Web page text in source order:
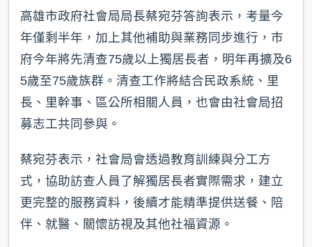
高雄市政府社會局局長蔡宛芬答詢表示，考量今
年僅剩半年，加上其他補助與業務同步進行，市
府今年將先清查75歲以上獨居長者，明年再擴及6
5歲至75歲族群。清查工作將結合民政系統、里
長、里幹事、區公所相關人員，也會由社會局招
募志工共同參與。
蔡宛芬表示，社會局會透過教育訓練與分工方
式，協助訪查人員了解獨居長者實際需求，建立
更完整的服務資料，後續才能精準提供送餐、陪
伴、就醫、關懷訪視及其他社福資源。